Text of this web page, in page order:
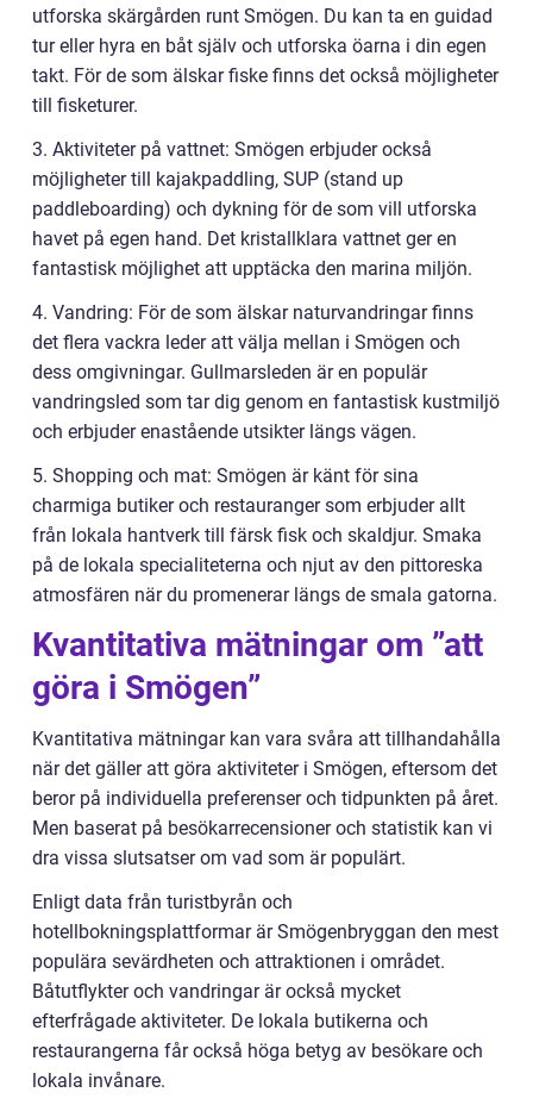
utforska skärgården runt Smögen. Du kan ta en guidad
tur eller hyra en båt själv och utforska öarna i din egen
takt. För de som älskar fiske finns det också möjligheter
till fisketurer.
3. Aktiviteter på vattnet: Smögen erbjuder också
möjligheter till kajakpaddling, SUP (stand up
paddleboarding) och dykning för de som vill utforska
havet på egen hand. Det kristallklara vattnet ger en
fantastisk möjlighet att upptäcka den marina miljön.
4. Vandring: För de som älskar naturvandringar finns
det flera vackra leder att välja mellan i Smögen och
dess omgivningar. Gullmarsleden är en populär
vandringsled som tar dig genom en fantastisk kustmiljö
och erbjuder enastående utsikter längs vägen.
5. Shopping och mat: Smögen är känt för sina
charmiga butiker och restauranger som erbjuder allt
från lokala hantverk till färsk fisk och skaldjur. Smaka
på de lokala specialiteterna och njut av den pittoreska
atmosfären när du promenerar längs de smala gatorna.
Kvantitativa mätningar om ”att
göra i Smögen”
Kvantitativa mätningar kan vara svåra att tillhandahålla
när det gäller att göra aktiviteter i Smögen, eftersom det
beror på individuella preferenser och tidpunkten på året.
Men baserat på besökarrecensioner och statistik kan vi
dra vissa slutsatser om vad som är populärt.
Enligt data från turistbyrån och
hotellbokningsplattformar är Smögenbryggan den mest
populära sevärdheten och attraktionen i området.
Båtutflykter och vandringar är också mycket
efterfrågade aktiviteter. De lokala butikerna och
restaurangerna får också höga betyg av besökare och
lokala invånare.